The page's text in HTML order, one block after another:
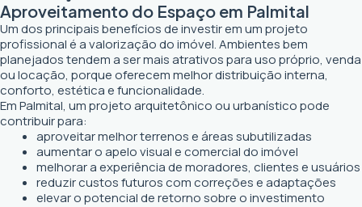
Aproveitamento do Espaço em Palmital
Um dos principais benefícios de investir em um projeto
profissional é a valorização do imóvel. Ambientes bem
planejados tendem a ser mais atrativos para uso próprio, venda
ou locação, porque oferecem melhor distribuição interna,
conforto, estética e funcionalidade.
Em Palmital, um projeto arquitetônico ou urbanístico pode
contribuir para:
aproveitar melhor terrenos e áreas subutilizadas
aumentar o apelo visual e comercial do imóvel
melhorar a experiência de moradores, clientes e usuários
reduzir custos futuros com correções e adaptações
elevar o potencial de retorno sobre o investimento